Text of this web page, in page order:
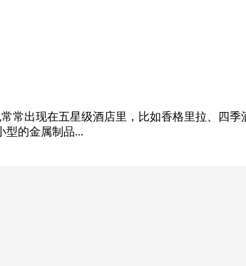
出现在五星级酒店里，比如香格里拉、四季
型的金属制品...